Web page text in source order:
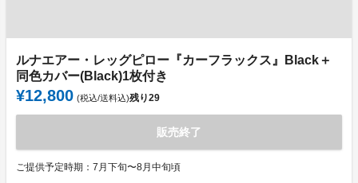
ルナエアー・レッグピロー『カーフラックス』Black＋
同色カバー(Black)1枚付き
¥12,800 (税込/送料込)残り29
販売終了
ご提供予定時期：7月下旬〜8月中旬頃